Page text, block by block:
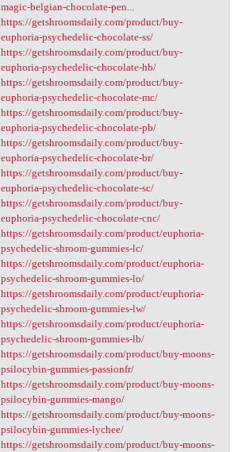
magic-belgian-chocolate-pen...
https://getshroomsdaily.com/product/buy-
euphoria-psychedelic-chocolate-ss/
https://getshroomsdaily.com/product/buy-
euphoria-psychedelic-chocolate-hb/
https://getshroomsdaily.com/product/buy-
euphoria-psychedelic-chocolate-mc/
https://getshroomsdaily.com/product/buy-
euphoria-psychedelic-chocolate-pb/
https://getshroomsdaily.com/product/buy-
euphoria-psychedelic-chocolate-br/
https://getshroomsdaily.com/product/buy-
euphoria-psychedelic-chocolate-sc/
https://getshroomsdaily.com/product/buy-
euphoria-psychedelic-chocolate-cnc/
https://getshroomsdaily.com/product/euphoria-
psychedelic-shroom-gummies-lc/
https://getshroomsdaily.com/product/euphoria-
psychedelic-shroom-gummies-lo/
https://getshroomsdaily.com/product/euphoria-
psychedelic-shroom-gummies-lw/
https://getshroomsdaily.com/product/euphoria-
psychedelic-shroom-gummies-lb/
https://getshroomsdaily.com/product/buy-moons-
psilocybin-gummies-passionfr/
https://getshroomsdaily.com/product/buy-moons-
psilocybin-gummies-mango/
https://getshroomsdaily.com/product/buy-moons-
psilocybin-gummies-lychee/
https://getshroomsdaily.com/product/buy-moons-